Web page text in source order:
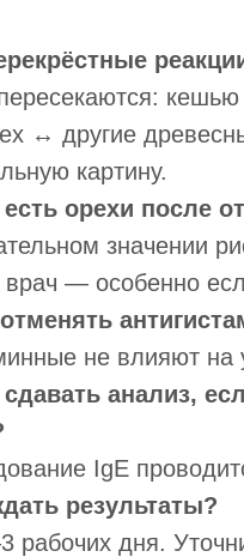
↔ другие
картину.
орехи после
значении
врач — особенно
не влияют на
анализ,
IgE
результаты?
рабочих дня.